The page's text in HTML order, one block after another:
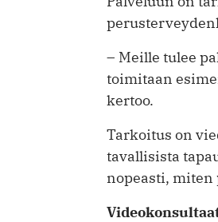
– Meille tulee
toimitaan
kertoo.
Tarkoitus on
tavallisista
nopeasti,